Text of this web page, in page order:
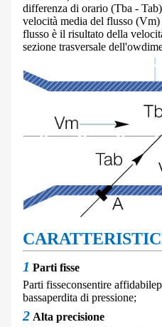
differenza di orario (Tba -
velocità media del flusso (Vm)
flusso è il risultato della
sezione trasversale dell'ow
1 Parti fisse
Parti fisseconsentire affidabile
bassaperdita di pressione;
2 Alta precisione